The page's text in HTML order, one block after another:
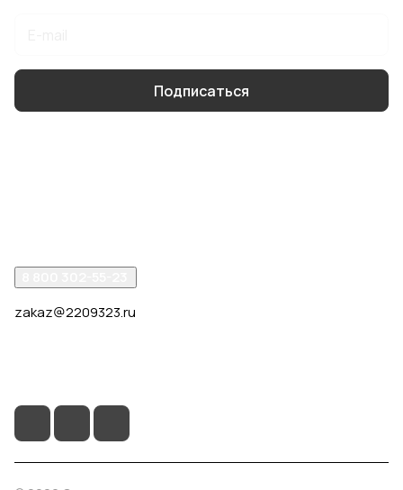
Подписаться
zakaz@2209323.ru